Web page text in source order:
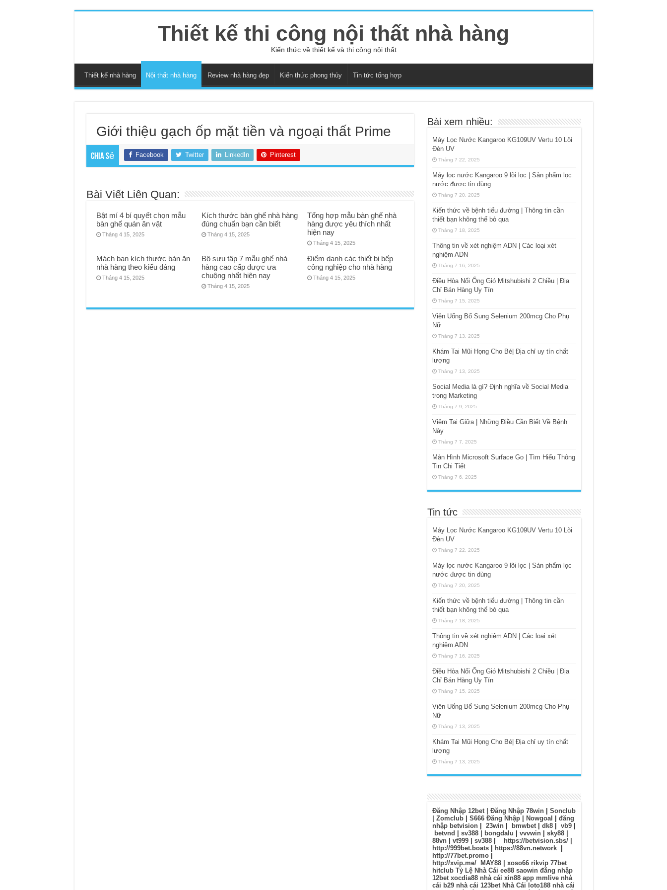
Thiết kế thi công nội thất nhà hàng
Kiến thức về thiết kế và thi công nội thất
Thiết kế nhà hàng Nội thất nhà hàng Review nhà hàng đẹp Kiến thức phong thủy Tin tức tổng hợp
Giới thiệu gạch ốp mặt tiền và ngoại thất Prime
Chia sẻ Facebook Twitter LinkedIn Pinterest
Bài Viết Liên Quan:
Bật mí 4 bí quyết chọn mẫu
bàn ghế quán ăn vặt
Tháng 4 15, 2025
Kích thước bàn ghế nhà hàng
đúng chuẩn bạn cần biết
Tháng 4 15, 2025
Tổng hợp mẫu bàn ghế nhà
hàng được yêu thích nhất
hiện nay
Tháng 4 15, 2025
Mách bạn kích thước bàn ăn
nhà hàng theo kiểu dáng
Tháng 4 15, 2025
Bộ sưu tập 7 mẫu ghế nhà
hàng cao cấp được ưa
chuộng nhất hiện nay
Tháng 4 15, 2025
Điểm danh các thiết bị bếp
công nghiệp cho nhà hàng
Tháng 4 15, 2025
Bài xem nhiều:
Máy Lọc Nước Kangaroo KG109UV Vertu 10 Lõi
Đèn UV
Tháng 7 22, 2025
Máy lọc nước Kangaroo 9 lõi lọc | Sản phẩm lọc
nước được tin dùng
Tháng 7 20, 2025
Kiến thức về bệnh tiểu đường | Thông tin cần
thiết bạn không thể bỏ qua
Tháng 7 18, 2025
Thông tin về xét nghiệm ADN | Các loại xét
nghiệm ADN
Tháng 7 16, 2025
Điều Hòa Nối Ống Gió Mitshubishi 2 Chiều | Địa
Chỉ Bán Hàng Uy Tín
Tháng 7 15, 2025
Viên Uống Bổ Sung Selenium 200mcg Cho Phụ
Nữ
Tháng 7 13, 2025
Khám Tai Mũi Họng Cho Bé| Địa chỉ uy tín chất
lượng
Tháng 7 13, 2025
Social Media là gì? Định nghĩa về Social Media
trong Marketing
Tháng 7 9, 2025
Viêm Tai Giữa | Những Điều Cần Biết Về Bệnh
Này
Tháng 7 7, 2025
Màn Hình Microsoft Surface Go | Tìm Hiểu Thông
Tin Chi Tiết
Tháng 7 6, 2025
Tin tức
Máy Lọc Nước Kangaroo KG109UV Vertu 10 Lõi
Đèn UV
Tháng 7 22, 2025
Máy lọc nước Kangaroo 9 lõi lọc | Sản phẩm lọc
nước được tin dùng
Tháng 7 20, 2025
Kiến thức về bệnh tiểu đường | Thông tin cần
thiết bạn không thể bỏ qua
Tháng 7 18, 2025
Thông tin về xét nghiệm ADN | Các loại xét
nghiệm ADN
Tháng 7 16, 2025
Điều Hòa Nối Ống Gió Mitshubishi 2 Chiều | Địa
Chỉ Bán Hàng Uy Tín
Tháng 7 15, 2025
Viên Uống Bổ Sung Selenium 200mcg Cho Phụ
Nữ
Tháng 7 13, 2025
Khám Tai Mũi Họng Cho Bé| Địa chỉ uy tín chất
lượng
Tháng 7 13, 2025
Đăng Nhập 12bet| Đăng Nhập 78win| Sonclub
Zomclub| S666 Đăng Nhập| Nowgoal
đăng
nhập betvision| 23win| bmwbet| dk8| vb9|
betvnd
sv388| bongdalu vvvwin| sky88|
88vn| vt999| sv388| https://betvision.sbs/|
http://999bet.boats| https://88vn.network
http://77bet.promo|
http://xvip.me/
MAY88| xoso66 rikvip 77bet
hitclub Tỷ Lệ Nhà Cái ee88 saowin đăng nhập
12bet xocdia88 nhà cái xin88 app mmlive nhà
cái b29 nhà cái 123bet Nhà Cái loto188 nhà cái